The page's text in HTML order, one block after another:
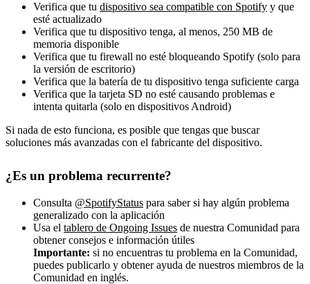
Verifica que tu dispositivo sea compatible con Spotify y que
esté actualizado
Verifica que tu dispositivo tenga, al menos, 250 MB de
memoria disponible
Verifica que tu firewall no esté bloqueando Spotify (solo para
la versión de escritorio)
Verifica que la batería de tu dispositivo tenga suficiente carga
Verifica que la tarjeta SD no esté causando problemas e
intenta quitarla (solo en dispositivos Android)
Si nada de esto funciona, es posible que tengas que buscar
soluciones más avanzadas con el fabricante del dispositivo.
¿Es un problema recurrente?
Consulta @SpotifyStatus para saber si hay algún problema
generalizado con la aplicación
Usa el tablero de Ongoing Issues de nuestra Comunidad para
obtener consejos e información útiles
Importante: si no encuentras tu problema en la Comunidad,
puedes publicarlo y obtener ayuda de nuestros miembros de la
Comunidad en inglés.